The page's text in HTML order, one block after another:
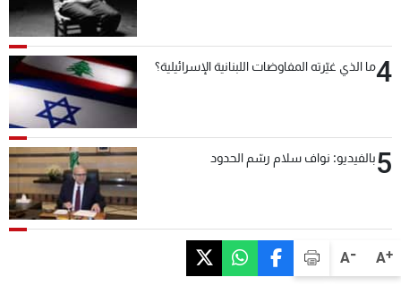
A+
A-
4ما الذي غيّرته المفاوضات اللبنانية الإسرائيلية؟
5بالفيديو: نواف سلام رسّم الحدود